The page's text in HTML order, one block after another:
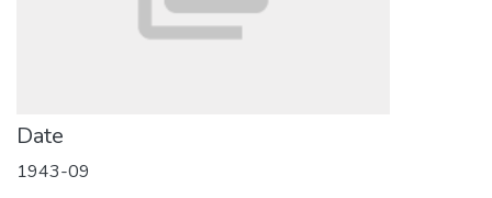
Date
1943-09